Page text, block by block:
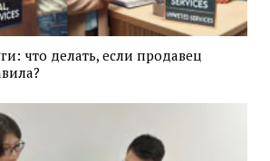
что делать, если продавец